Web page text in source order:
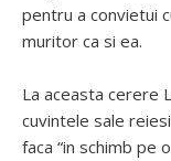
pentru a convietui
muritor ca si ea.
La aceasta cerere
cuvintele sale
faca “in schimb pe